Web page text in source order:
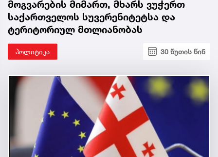
მოგვარების მიმართ, მხარს ვუჭერთ
საქართველოს სუვერენიტეტსა და
ტერიტორიულ მთლიანობას
პოლიტიკა 30 წუთის წინ